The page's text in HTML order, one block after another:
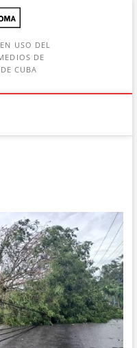
USO DEL
DE
CUBA